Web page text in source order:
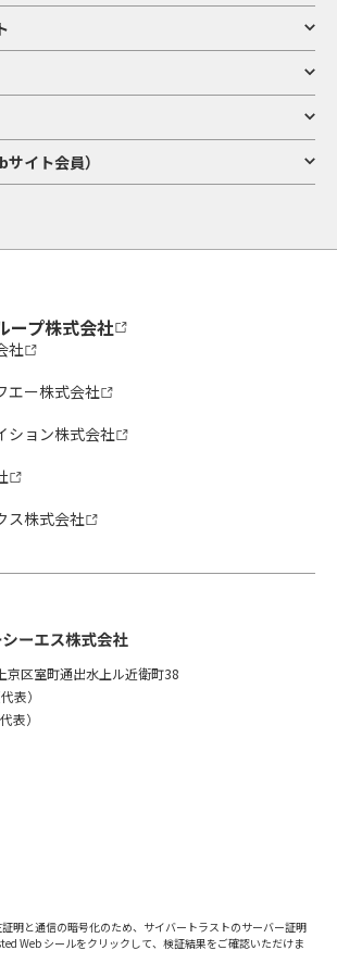
イト会員）
ープ株式会社
社
エー株式会社
ション株式会社
ス株式会社
区室町通出水上ル近衛町38
表）
表）
明と通信の暗号化のため、サイバートラストのサーバー証明
Web シールをクリックして、検証結果をご確認いただけま